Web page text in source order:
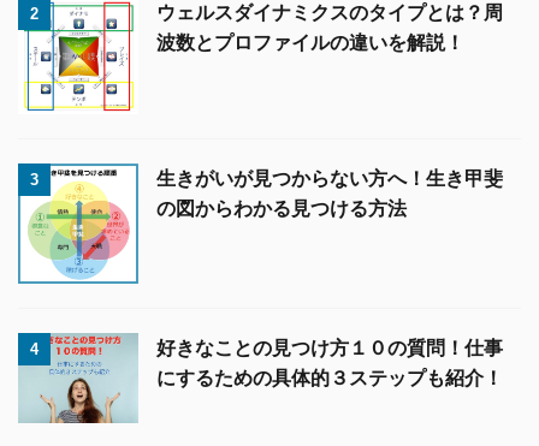
2
ウェルスダイナミクスのタイプとは？周
波数とプロファイルの違いを解説！
3
生きがいが見つからない方へ！生き甲斐
の図からわかる見つける方法
4
好きなことの見つけ方１０の質問！仕事
にするための具体的３ステップも紹介！